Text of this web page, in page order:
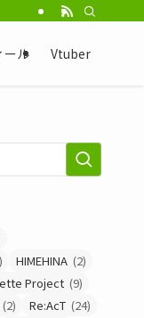
ール Vtuber
HIMEHINA (2)
Project (9)
(2) Re:AcT (24)